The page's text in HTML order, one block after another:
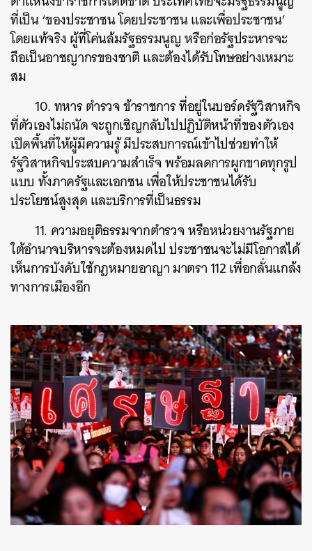
ที่เป็น ‘ของประชาชน โดยประชาชน และเพื่อประชาชน’
โดยแท้จริง ผู้ที่โค่นล้มรัฐธรรมนูญ หรือก่อรัฐประหารจะ
ถือเป็นอาชญากรของชาติ และต้องได้รับโทษอย่างเหมาะ
สม
10. ทหาร ตำรวจ ข้าราชการ ที่อยู่ในบอร์ดรัฐวิสาหกิจ
ที่ตัวเองไม่ถนัด จะถูกเชิญกลับไปปฏิบัติหน้าที่ของตัวเอง
เปิดพื้นที่ให้ผู้มีความรู้ มีประสบการณ์เข้าไปช่วยทำให้
รัฐวิสาหกิจประสบความสำเร็จ พร้อมลดการผูกขาดทุกรูป
แบบ ทั้งภาครัฐและเอกชน เพื่อให้ประชาชนได้รับ
ประโยชน์สูงสุด และบริการที่เป็นธรรม
11. ความอยุติธรรมจากตำรวจ หรือหน่วยงานรัฐภาย
ใต้อำนาจบริหารจะต้องหมดไป ประชาชนจะไม่มีโอกาสได้
เห็นการบังคับใช้กฎหมายอาญา มาตรา 112 เพื่อกลั่นแกล้ง
ทางการเมืองอีก